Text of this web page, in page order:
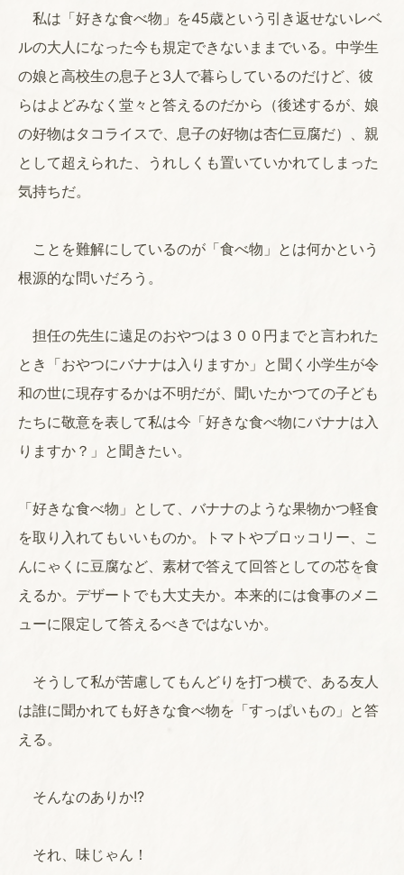
私は「好きな食べ物」を45歳という引き返せないレベ
ルの大人になった今も規定できないままでいる。中学生
の娘と高校生の息子と3人で暮らしているのだけど、彼
らはよどみなく堂々と答えるのだから（後述するが、娘
の好物はタコライスで、息子の好物は杏仁豆腐だ）、親
として超えられた、うれしくも置いていかれてしまった
気持ちだ。
ことを難解にしているのが「食べ物」とは何かという
根源的な問いだろう。
担任の先生に遠足のおやつは３００円までと言われた
とき「おやつにバナナは入りますか」と聞く小学生が令
和の世に現存するかは不明だが、聞いたかつての子ども
たちに敬意を表して私は今「好きな食べ物にバナナは入
りますか？」と聞きたい。
「好きな食べ物」として、バナナのような果物かつ軽食
を取り入れてもいいものか。トマトやブロッコリー、こ
んにゃくに豆腐など、素材で答えて回答としての芯を食
えるか。デザートでも大丈夫か。本来的には食事のメニ
ューに限定して答えるべきではないか。
そうして私が苦慮してもんどりを打つ横で、ある友人
は誰に聞かれても好きな食べ物を「すっぱいもの」と答
える。
そんなのありか!?
それ、味じゃん！